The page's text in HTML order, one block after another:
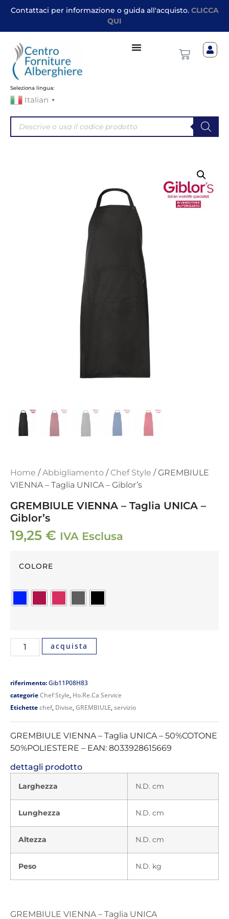
Contattaci per informazione o guida all'acquisto. CLICCA
QUI
Seleziona lingua:
Italian ▼
Home /Abbigliamento / Chef Style / GREMBIULE
VIENNA – Taglia UNICA – Giblor’s
GREMBIULE VIENNA – Taglia UNICA –
Giblor’s
19,25 € IVA Esclusa
COLORE
acquista
riferimento:Gib11P08H83
categorieChef Style, Ho.Re.Ca Service
Etichettechef, Divise,GREMBIULE,servizio
GREMBIULE VIENNA – Taglia UNICA – 50%COTONE
50%POLIESTERE – EAN: 8033928615669
dettagli prodotto
Larghezza N.D. cm
Lunghezza N.D. cm
Altezza N.D. cm
Peso N.D. kg
GREMBIULE VIENNA – Taglia UNICA